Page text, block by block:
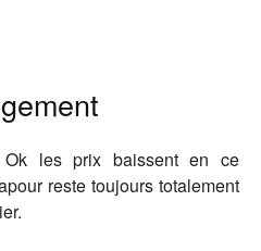
les prix baissent en ce
reste toujours totalement